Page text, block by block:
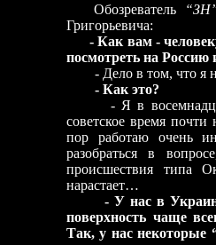
Обозреватель
Григорьевича:
- Как вам -
посмотреть на Россию
- Дело в том, что я
- Как это?
- Я в
советское время почти
пор работаю очень
разобраться в
происшествия типа
нарастает…
- У нас в
поверхность чаще
Так, у нас некоторые